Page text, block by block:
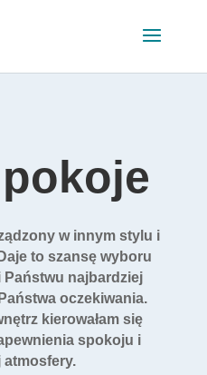
w innym stylu i
to szansę wyboru
najbardziej
oczekiwania.
kierowałam się
spokoju i
atmosfery.